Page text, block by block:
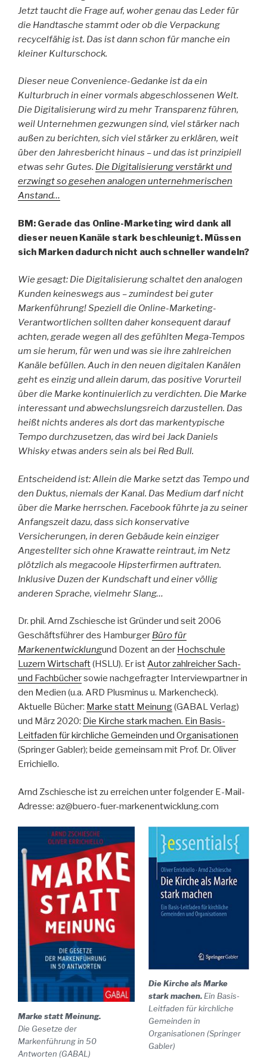
Jetzt taucht die Frage auf, woher genau das Leder für
die Handtasche stammt oder ob die Verpackung
recycelfähig ist. Das ist dann schon für manche ein
kleiner Kulturschock.
Dieser neue Convenience-Gedanke ist da ein
Kulturbruch in einer vormals abgeschlossenen Welt.
Die Digitalisierung wird zu mehr Transparenz führen,
weil Unternehmen gezwungen sind, viel stärker nach
außen zu berichten, sich viel stärker zu erklären, weit
über den Jahresbericht hinaus – und das ist prinzipiell
etwas sehr Gutes. Die Digitalisierung verstärkt und
erzwingt so gesehen analogen unternehmerischen
Anstand…
BM: Gerade das Online-Marketing wird dank all
dieser neuen Kanäle stark beschleunigt. Müssen
sich Marken dadurch nicht auch schneller wandeln?
Wie gesagt: Die Digitalisierung schaltet den analogen
Kunden keineswegs aus – zumindest bei guter
Markenführung! Speziell die Online-Marketing-
Verantwortlichen sollten daher konsequent darauf
achten, gerade wegen all des gefühlten Mega-Tempos
um sie herum, für wen und was sie ihre zahlreichen
Kanäle befüllen. Auch in den neuen digitalen Kanälen
geht es einzig und allein darum, das positive Vorurteil
über die Marke kontinuierlich zu verdichten. Die Marke
interessant und abwechslungsreich darzustellen. Das
heißt nichts anderes als dort das markentypische
Tempo durchzusetzen, das wird bei Jack Daniels
Whisky etwas anders sein als bei Red Bull.
Entscheidend ist: Allein die Marke setzt das Tempo und
den Duktus, niemals der Kanal. Das Medium darf nicht
über die Marke herrschen. Facebook führte ja zu seiner
Anfangszeit dazu, dass sich konservative
Versicherungen, in deren Gebäude kein einziger
Angestellter sich ohne Krawatte reintraut, im Netz
plötzlich als megacoole Hipsterfirmen auftraten.
Inklusive Duzen der Kundschaft und einer völlig
anderen Sprache, vielmehr Slang…
Dr. phil. Arnd Zschiesche ist Gründer und seit 2006
Geschäftsführer des Hamburger Büro für
Markenentwicklungund Dozent an der Hochschule
Luzern Wirtschaft(HSLU). Er istAutor zahlreicher Sach-
und Fachbüchersowie nachgefragter Interviewpartner in
den Medien (u.a. ARD Plusminus u. Markencheck).
Aktuelle Bücher: Marke statt Meinung(GABAL Verlag)
und März 2020: Die Kirche stark machen. Ein Basis-
Leitfaden für kirchliche Gemeinden und Organisationen
(Springer Gabler); beide gemeinsam mit Prof. Dr. Oliver
Errichiello.
Arnd Zschiesche ist zu erreichen unter folgender E-Mail-
Adresse: az@buero-fuer-markenentwicklung.com
Marke statt Meinung.
Die Gesetze der
Markenführung in 50
Antworten (GABAL)
Die Kirche als Marke
stark machen.Ein Basis-
Leitfaden für kirchliche
Gemeinden in
Organisationen (Springer
Gabler)